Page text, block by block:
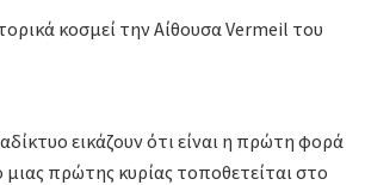
κοσμεί την Αίθουσα Vermeil του
εικάζουν ότι είναι η πρώτη φορά
πρώτης κυρίας τοποθετείται στο